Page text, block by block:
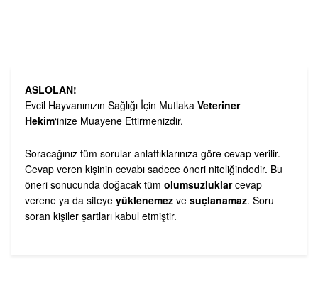
ASLOLAN!
Evcil Hayvanınızın Sağlığı İçin Mutlaka Veteriner
Hekim‘inize Muayene Ettirmenizdir.
Soracağınız tüm sorular anlattıklarınıza göre cevap verilir.
Cevap veren kişinin cevabı sadece öneri niteliğindedir. Bu
öneri sonucunda doğacak tüm olumsuzluklarcevap
verene ya da siteye yüklenemez ve suçlanamaz. Soru
soran kişiler şartları kabul etmiştir.